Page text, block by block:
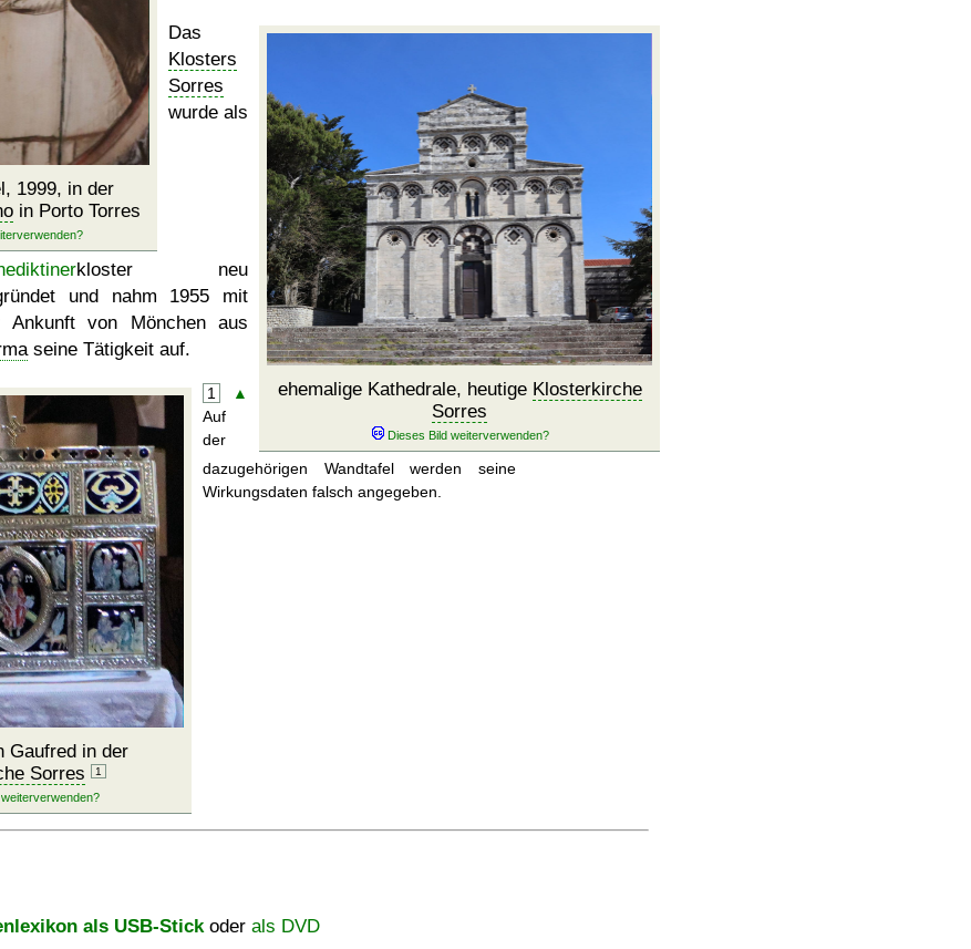
1999, in der
in Porto Torres
ehemalige Kathedrale, heutige Klosterkirche
Sorres
Das
Klosters
Sorres
wurde als
kloster neu
und nahm 1955 mit
Ankunft von Mönchen aus
seine Tätigkeit auf.
Gaufred in der
Sorres
1
1
▲
Auf
der
dazugehörigen Wandtafel werden seine
Wirkungsdaten falsch angegeben.
als USB-Stickoder als DVD